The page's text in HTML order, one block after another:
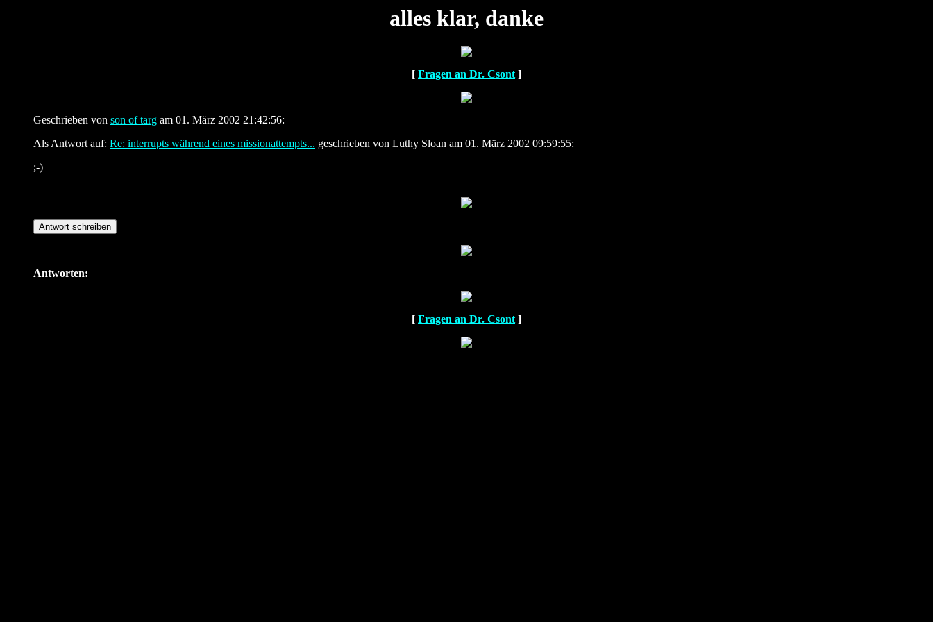
alles klar, danke
[ Fragen an Dr. Csont]
Geschrieben von son of targ am 01. März 2002 21:42:56:
Als Antwort auf: Re: interrupts während eines missionattempts... geschrieben von Luthy Sloan am 01. März 2002 09:59:55:
;-)
Antworten:
[ Fragen an Dr. Csont]